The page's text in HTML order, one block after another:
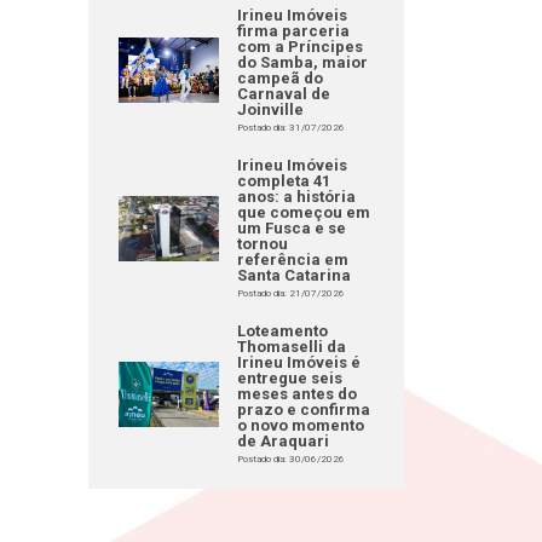
Irineu Imóveis
firma parceria
com a Príncipes
do Samba, maior
campeã do
Carnaval de
Joinville
Postado dia: 31/07/2026
Irineu Imóveis
completa 41
anos: a história
que começou em
um Fusca e se
tornou
referência em
Santa Catarina
Postado dia: 21/07/2026
Loteamento
Thomaselli da
Irineu Imóveis é
entregue seis
meses antes do
prazo e confirma
o novo momento
de Araquari
Postado dia: 30/06/2026